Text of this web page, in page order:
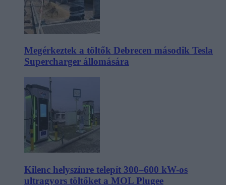
Megérkeztek a töltők Debrecen második Tesla
Supercharger állomására
Kilenc helyszínre telepít 300–600 kW-os
ultragyors töltőket a MOL Plugee